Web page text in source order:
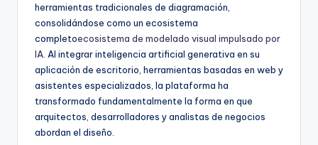
w
&
herramientas tradicionales de diagramación,
consolidándose como un ecosistema
completoecosistema de modelado visual impulsado por
IA . Al integrar inteligencia artificial generativa en su
aplicación de escritorio, herramientas basadas en web y
asistentes especializados, la plataforma ha
transformado fundamentalmente la forma en que
arquitectos, desarrolladores y analistas de negocios
abordan el diseño.